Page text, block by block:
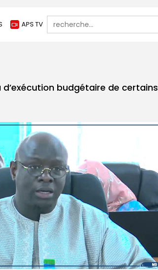
APS TV
Search
for:
budgétaire de certains